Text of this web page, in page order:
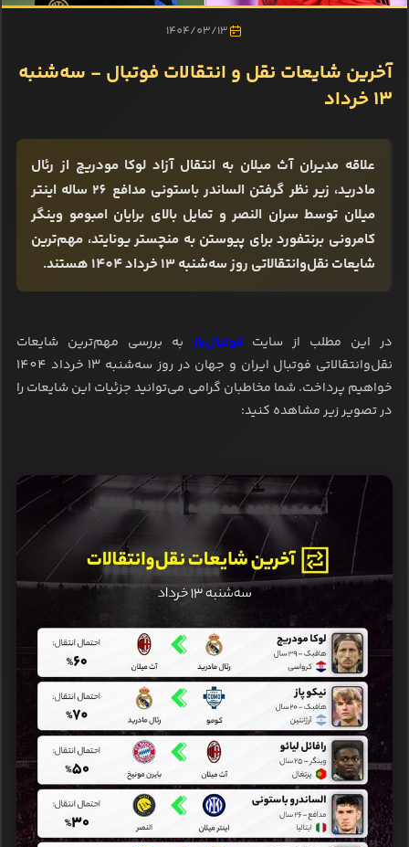
1404/03/13
آخرین شایعات نقل و انتقالات فوتبال - سه‌شنبه
13 خرداد
علاقه مدیران آث میلان به انتقال آزاد لوکا مودریچ از رئال
مادرید، زیر نظر گرفتن الساندر باستونی مدافع 26 ساله اینتر
میلان توسط سران النصر و تمایل بالای برایان امبومو وینگر
کامرونی برنتفورد برای پیوستن به منچستر یونایتد، مهم‌ترین
شایعات نقل‌وانتقالاتی روز سه‌شنبه 13 خرداد 1404 هستند.
در این مطلب از سایت فوتبال‌باز به بررسی مهم‌ترین شایعات
نقل‌وانتقالاتی فوتبال ایران و جهان در روز سه‌شنبه 13 خرداد 1404
خواهیم پرداخت. شما مخاطبان گرامی می‌توانید جزئیات این شایعات را
در تصویر زیر مشاهده کنید: